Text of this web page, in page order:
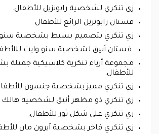
زي تنكري لشخصية رابونزيل للأطفال.
فستان رابونزيل الرائع للأطفال
زي تنكري بتصميم بسيط بشخصية سنو
فستان أنيق لشخصية سنو وايت
مجموعة أزياء تنكرية كلاسيكية جميلة
للأطفال.
زي تنكري مميز بشخصية جنسون
زي تنكري ذو مظهر أنيق لشخصية هالك
زي تنكري على شكل ثور للأطفال.
زي تنكري فاخر بشخصية آيرون مان